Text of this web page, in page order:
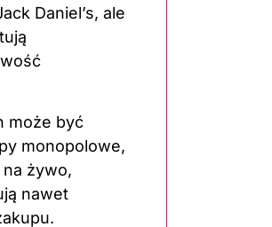
Daniel’s, ale
może być
monopolowe,
żywo,
nawet